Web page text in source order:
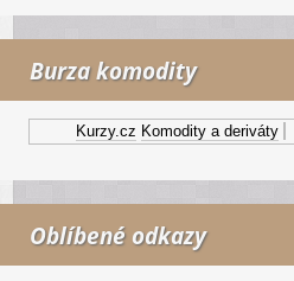
Burza komodity
Kurzy.cz Komodity a deriváty
Oblíbené odkazy